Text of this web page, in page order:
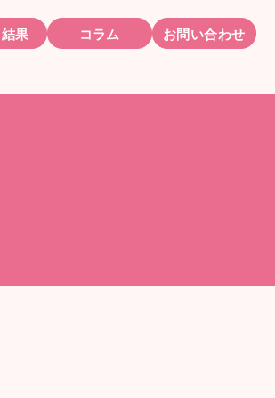
果 コラム お問い合わせ